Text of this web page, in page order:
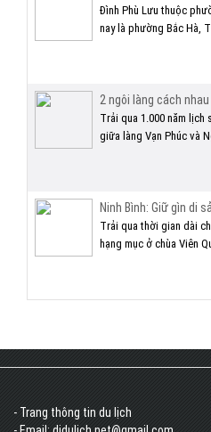
Đình Phù Lưu thuộc
nay là phường Bắc Hà,
2 ngôi làng cách
Trải qua 1.000 năm
giữa làng Vạn Phúc và
Ninh Bình: Giữ gìn di
Trải qua thời gian dài
hạng mục ở chùa Viên
- Trang thông tin du lịch